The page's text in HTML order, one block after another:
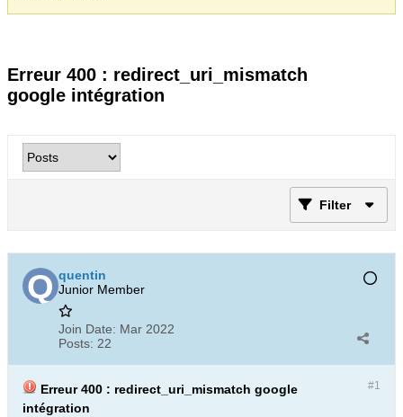
Erreur 400 : redirect_uri_mismatch
google intégration
Filter
quentin
Junior Member
Join Date: Mar 2022
Posts: 22
#1
Erreur 400 : redirect_uri_mismatch google
intégration